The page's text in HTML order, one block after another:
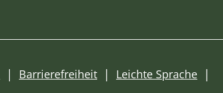
Barrierefreiheit
Leichte Sprache